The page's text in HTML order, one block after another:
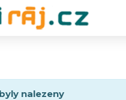
nalezeny